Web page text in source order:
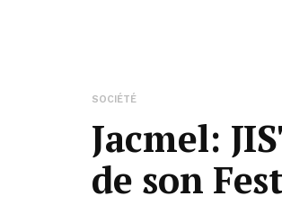
SOCIÉTÉ
Jacmel:
de son